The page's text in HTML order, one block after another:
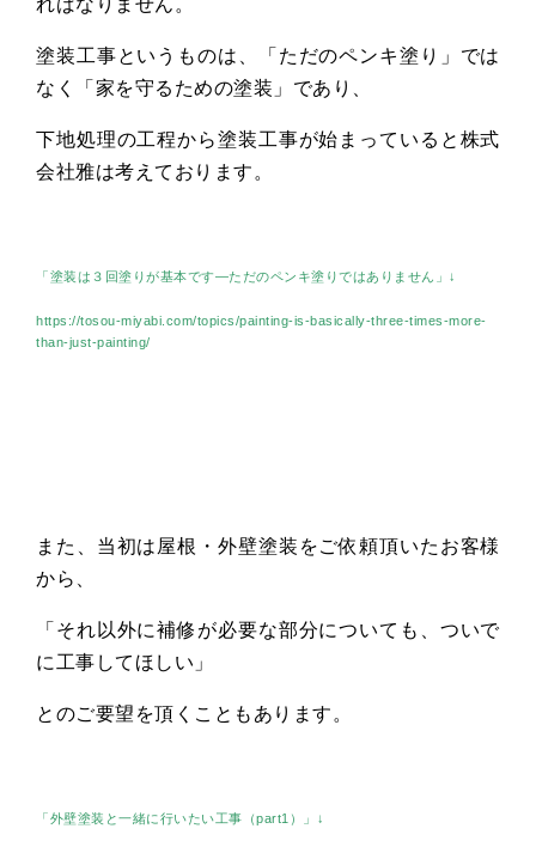
塗装工事というものは、「ただのペンキ塗り」では
なく「家を守るための塗装」であり、
下地処理の工程から塗装工事が始まっていると株式
会社雅は考えております。
「塗装は３回塗りが基本です―ただのペンキ塗りではありません」↓
https://tosou-miyabi.com/topics/painting-is-basically-three-times-more-
than-just-painting/
また、当初は屋根・外壁塗装をご依頼頂いたお客様
から、
「それ以外に補修が必要な部分についても、ついで
に工事してほしい」
とのご要望を頂くこともあります。
「外壁塗装と一緒に行いたい工事（part1）」↓